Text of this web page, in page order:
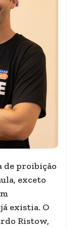
de proibição
exceto
existia. O
Ristow,